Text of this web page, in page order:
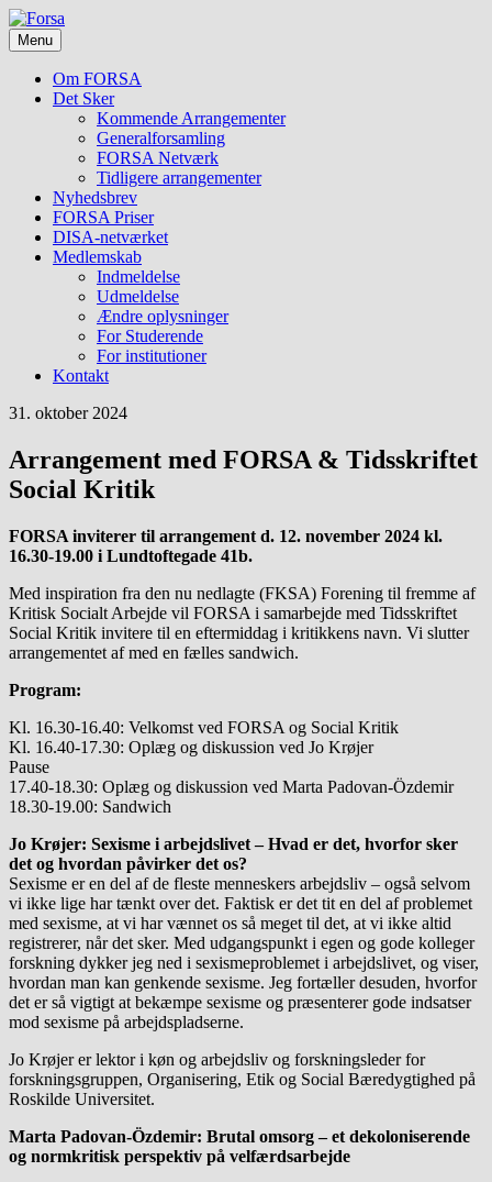
Skip
to
content
Forsa
i
socialt
arbejde
Menu
Om FORSA
Det Sker
Kommende Arrangementer
Generalforsamling
FORSA Netværk
Tidligere arrangementer
Nyhedsbrev
FORSA Priser
DISA-netværket
Medlemskab
Indmeldelse
Udmeldelse
Ændre oplysninger
For Studerende
For institutioner
Kontakt
31. oktober 2024
Arrangement med FORSA & Tidsskriftet
Social Kritik
FORSA inviterer til arrangement d. 12. november 2024 kl.
16.30-19.00 i Lundtoftegade 41b.
Med inspiration fra den nu nedlagte (FKSA) Forening til fremme af
Kritisk Socialt Arbejde vil FORSA i samarbejde med Tidsskriftet
Social Kritik invitere til en eftermiddag i kritikkens navn. Vi slutter
arrangementet af med en fælles sandwich.
Program:
Kl. 16.30-16.40: Velkomst ved FORSA og Social Kritik
Kl. 16.40-17.30: Oplæg og diskussion ved Jo Krøjer
Pause
17.40-18.30: Oplæg og diskussion ved Marta Padovan-Özdemir
18.30-19.00: Sandwich
Jo Krøjer: Sexisme i arbejdslivet – Hvad er det, hvorfor sker
det og hvordan påvirker det os?
Sexisme er en del af de fleste menneskers arbejdsliv – også selvom
vi ikke lige har tænkt over det. Faktisk er det tit en del af problemet
med sexisme, at vi har vænnet os så meget til det, at vi ikke altid
registrerer, når det sker. Med udgangspunkt i egen og gode kolleger
forskning dykker jeg ned i sexismeproblemet i arbejdslivet, og viser,
hvordan man kan genkende sexisme. Jeg fortæller desuden, hvorfor
det er så vigtigt at bekæmpe sexisme og præsenterer gode indsatser
mod sexisme på arbejdspladserne.
Jo Krøjer er lektor i køn og arbejdsliv og forskningsleder for
forskningsgruppen, Organisering, Etik og Social Bæredygtighed på
Roskilde Universitet.
Marta Padovan-Özdemir: Brutal omsorg – et dekoloniserende
og normkritisk perspektiv på velfærdsarbejde